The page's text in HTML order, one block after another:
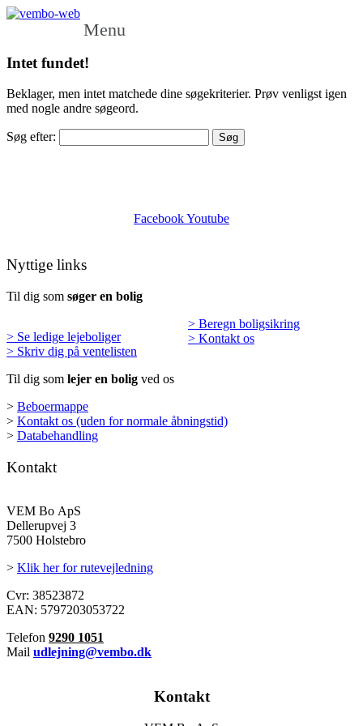
Menu
Intet fundet!
Beklager, men intet matchede dine søgekriterier. Prøv venligst igen
med nogle andre søgeord.
Søg efter:
FacebookYoutube
Nyttige links
Til dig som søger en bolig
> Se ledige lejeboliger
> Skriv dig på ventelisten
> Beregn boligsikring
> Kontakt os
Til dig som lejer en bolig ved os
> Beboermappe
> Kontakt os (uden for normale åbningstid)
> Databehandling
Kontakt
VEM Bo ApS
Dellerupvej 3
7500 Holstebro
> Klik her for rutevejledning
Cvr: 38523872
EAN: 5797203053722
Telefon 9290 1051
Mail udlejning@vembo.dk
Kontakt